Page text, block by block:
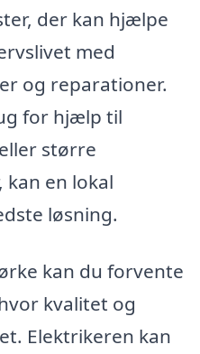
der kan hjælpe
med
og reparationer.
for hjælp til
større
en lokal
løsning.
kan du forvente
kvalitet og
Elektrikeren kan